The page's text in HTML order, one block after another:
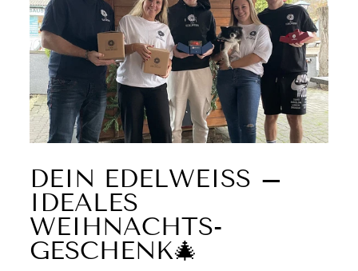
DEIN EDELWEISS – I
DEALES W
EIHNACHTS-G
ESCHENK🎄